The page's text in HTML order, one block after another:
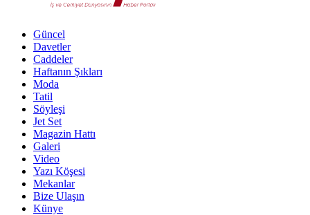
Güncel
Davetler
Caddeler
Haftanın Şıkları
Moda
Tatil
Söyleşi
Jet Set
Magazin Hattı
Galeri
Video
Yazı Köşesi
Mekanlar
Bize Ulaşın
Künye